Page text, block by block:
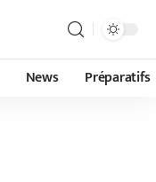
News Préparatifs